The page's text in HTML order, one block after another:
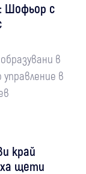
Шофьор с
в
в
край
щети